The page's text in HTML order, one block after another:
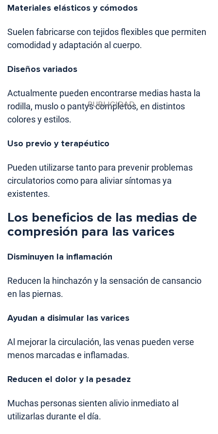
Materiales elásticos y cómodos
Suelen fabricarse con tejidos flexibles que permiten
comodidad y adaptación al cuerpo.
Diseños variados
Actualmente pueden encontrarse medias hasta la
rodilla, muslo o pantys completos, en distintos
colores y estilos.
Uso previo y terapéutico
Pueden utilizarse tanto para prevenir problemas
circulatorios como para aliviar síntomas ya
existentes.
Los beneficios de las medias de
compresión para las varices
Disminuyen la inflamación
Reducen la hinchazón y la sensación de cansancio
en las piernas.
Ayudan a disimular las varices
Al mejorar la circulación, las venas pueden verse
menos marcadas e inflamadas.
Reducen el dolor y la pesadez
Muchas personas sienten alivio inmediato al
utilizarlas durante el día.